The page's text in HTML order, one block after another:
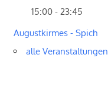
15:00 - 23:45
Augustkirmes - Spich
alle Veranstaltungen